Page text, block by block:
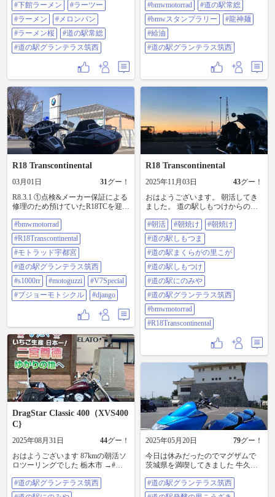
道の駅レベルの香りではない強敵
を発見🍜 これは下館ラーメンに
チャレンジするしかないと😍 ラー
メン桜さんの醤油ネギラーメンと
オプションで、下館からあげも付
けちゃいました‼️🤤 スープのレベル
(鶏油)が高く、麺が田舎縮れ細麺で
喉越しが最高です🍜 唐揚げはお決
まりの口内火傷です🔥 そのまま国
道294で道の駅常総でメロンパンに
並び、ソフトクリームを食べ、本
物もタイムセールで1個ゲットしな
がら 芋けんぴのお姉さんに買わ
なきゃ後悔するとゲットしてしま
い🤣 下館ラーメンから始まり、茨
城県特産のメロンとさつまいもに
溺れた1日でした #下館ラーメン #
ラーツー #ラーメン #メロンパン #
ランテラス筑西
#下館ラーメン
#ラーツー
#ラーメン
#メロンパン
#ラーメン桜
#道の駅常総
#道の駅グランテラス筑西
た。 ①②道の駅常総に行き、ディ
ーラーのスタンプラリー二つ目
GET！ バイクもクルマも人もたく
さんでした。 ③バイクに乗る前に
食べたお昼は、龍神麺のつけ麺で
した。 ④⑤給油して帰りました。
R18TCもv7specialも満タンです。 ⑥
道の駅グランテラス筑西も寄りま
した。 セコマを見かけると、なん
だかホッとします。 #bmwmotorrad
#道の駅常総 #bmwスタンプラリー
#龍神麺 #給油 #道の駅グランテラ
ス筑西
#bmwmotorrad
#道の駅常総
#bmwスタンプラリー
#龍神麺
#給油
#道の駅グランテラス筑西
R18 Transcontinental
03月01日 31グー！
R8.3.1 ①点検&メーカー保証による
修理のため預けていたR18TCを迎え
グランテラスに寄りました。 二輪
四輪ともに駐車場がいっぱいで、
停めるところ探すの大変でした。
③グランテラスにて、お世話になっ
ているディーラーの車両展示イベ
ントやってました。 ④アンケート
に答えて割引券をもらい、ジェラ
ートをいただきました。
⑤10,000km達成！ ⑥愛車３台揃い
ました。 ドイツ🇩🇪イタリア🇮🇹
フランス🇫🇷 どれも個性的で魅力
満載です❤️ #bmwmotorrad
#R18Transcontinental #モトラッド宇
都宮 #道の駅グランテラス筑西
#s1000rr #motoguzzi #V7Special #プ
ジョーモトシクル #django
#bmwmotorrad
#R18Transcontinental
#モトラッド宇都宮
#道の駅グランテラス筑西
#s1000rr
#motoguzzi
#V7Special
#プジョーモトシクル
#django
R18 Transcontinental
2025年11月03日 43グー！
おはようございます。 朝活してき
ました。 道の駅しもつけからの朝
ースなのですが、今回はルート沿
いの道の駅に寄ってみました。 ま
ず、道の駅しもつま。 次は、道の
駅まくらがの里こが。 そして、い
つもの道の駅しもつけ。 道の駅に
のみやと、道の駅グランテラス筑
西に寄って帰宅です。 朝早すぎた
かな。 バイクは、最後の筑西で１
台見かけただけでした。 途中も、
１グループ３台とすれ違っただ
け。 もうちょっと走りたかったけ
ど、妻との約束があるので、２時
間程度の軽いお散歩程度としまし
クを楽しみましょう！ #朝活 #朝焼
け #朝焼け #道の駅しもつま #道の
駅まくらがの里こが #道の駅しもつ
テラス筑西 #bmwmotorrad
#R18Transcontinental
#朝活 #朝焼け
#朝焼け
#道の駅しもつま
#道の駅まくらがの里こが
#道の駅しもつけ
#道の駅にのみや
#道の駅グランテラス筑西
#bmwmotorrad
#R18Transcontinental
DragStar Classic 400（XVS400
C}
2025年08月31日 44グー！
おはようございます 87kmの朝活ソ
ロツーリングでした 栃木市 →#道
のみや →#道の駅しもつけ 来週は
少し涼しくなるかな
#道の駅グランテラス筑西
2025年05月20日 79グー！
今日は休みだったのでマグザムで
茨城県を満喫してきました 牛久大
交流センター、道の駅グランテラ
ス筑西 筑波山(つつじヶ丘駐車場)、
#道の駅グランテラス筑西